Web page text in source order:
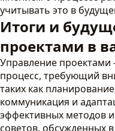
учитывать это в
Итоги и
проектами в
Управление
процесс, требующий
таких как
коммуникация и
эффективных методов
советов, обсужденных